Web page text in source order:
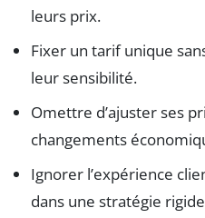
leurs prix.
Fixer un tarif unique
leur sensibilité.
Omettre d’ajuster ses
changements
Ignorer l’expérience
dans une stratégie